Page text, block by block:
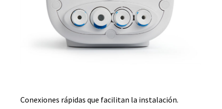
Conexiones rápidas que facilitan la instalación.